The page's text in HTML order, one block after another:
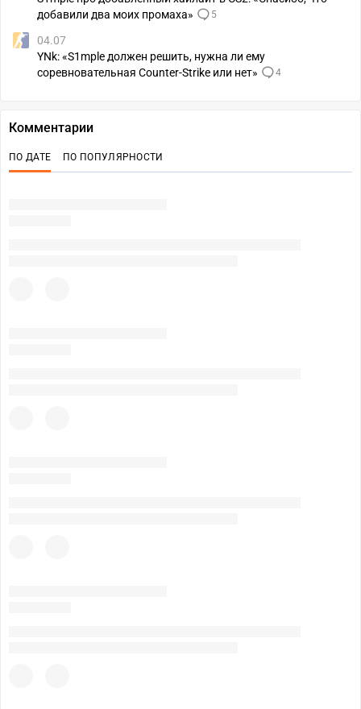
добавили два моих промаха»
5
04.07
YNk: «S1mple должен решить, нужна ли ему
соревновательная Counter-Strike или нет»
4
Комментарии
ПО ДАТЕ ПО ПОПУЛЯРНОСТИ